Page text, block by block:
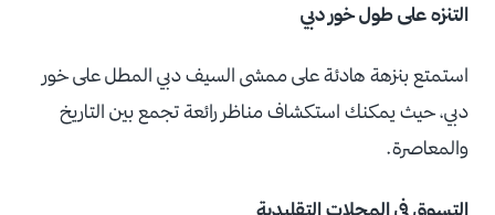
التنزه على طول خور دبي
استمتع بنزهة هادئة على ممشى السيف دبي المطل على خور
دبي، حيث يمكنك استكشاف مناظر رائعة تجمع بين التاريخ
والمعاصرة.
التسوق في المحلات التقليدية